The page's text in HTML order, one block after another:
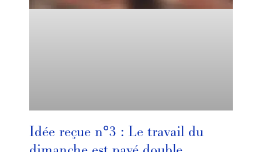
Idée reçue n°3 : Le travail du